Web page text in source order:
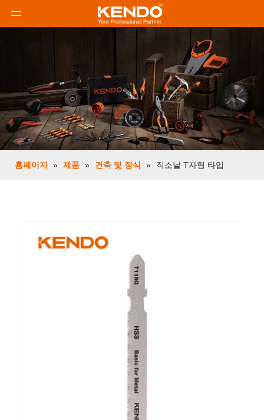
홈페이지 » 제품 » 건축 및 장식 » 직소날 T자형 타입